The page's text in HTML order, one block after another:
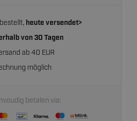
heute versendet>
von30 Tagen
ab 40 EUR
möglich
betalen via: